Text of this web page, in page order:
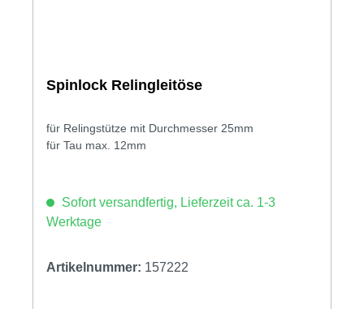
Spinlock Relingleitöse
für Relingstütze mit Durchmesser 25mm
für Tau max. 12mm
Sofort versandfertig, Lieferzeit ca. 1-3
Werktage
Artikelnummer: 157222